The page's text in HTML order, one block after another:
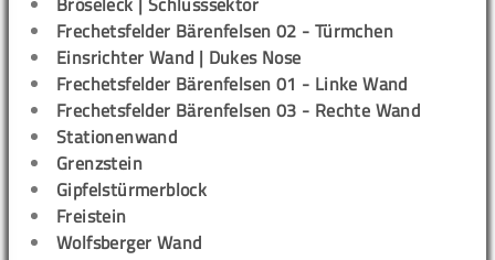
Frechetsfelder Bärenfelsen 02 - Türmchen
Einsrichter Wand | Dukes Nose
Frechetsfelder Bärenfelsen 01 - Linke Wand
Frechetsfelder Bärenfelsen 03 - Rechte Wand
Stationenwand
Grenzstein
Gipfelstürmerblock
Freistein
Wolfsberger Wand